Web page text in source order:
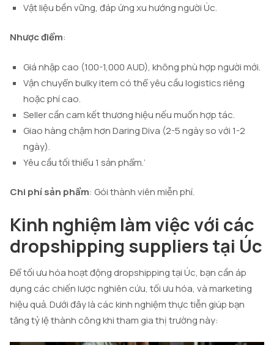
Vật liệu bền vững, đáp ứng xu hướng người Úc.
Nhược điểm:
Giá nhập cao (100-1,000 AUD), không phù hợp người mới.
Vận chuyển bulky item có thể yêu cầu logistics riêng
hoặc phí cao.
Seller cần cam kết thương hiệu nếu muốn hợp tác.
Giao hàng chậm hơn Daring Diva (2-5 ngày so với 1-2
ngày).
Yêu cầu tối thiểu 1 sản phẩm.’
Chi phí sản phẩm: Gói thành viên miễn phí.
Kinh nghiệm làm việc với các
dropshipping suppliers tại Úc
Để tối ưu hóa hoạt động dropshipping tại Úc, bạn cần áp
dụng các chiến lược nghiên cứu, tối ưu hóa, và marketing
hiệu quả. Dưới đây là các kinh nghiệm thực tiễn giúp bạn
tăng tỷ lệ thành công khi tham gia thị trường này: